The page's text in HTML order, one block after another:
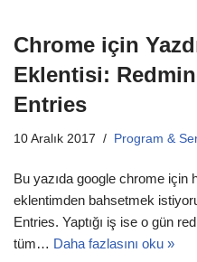
Chrome için
Eklentisi:
Entries
10 Aralık 2017 Program &
Bu yazıda google chrome için
eklentimden bahsetmek
Entries. Yaptığı iş ise o gün
tüm… Daha fazlasını oku »